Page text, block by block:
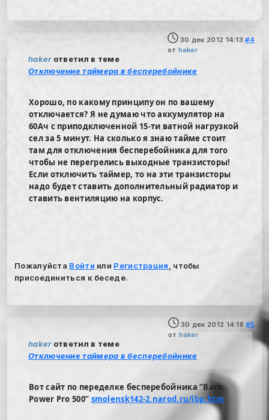
30 дек 2012 14:13 #4
от haker
hakerответил в теме
Отключение таймера в бесперебойнике
Хорошо, по какому принципу он по вашему
отключается? Я не думаю что аккумулятор на
60Ач с приподключенной 15-ти ватной нагрузкой
сел за 5 минут. На сколько я знаю тайме стоит
там для отключения бесперебойника для того
чтобы не перегрелись выходные транзисторы!
Если отключить таймер, то на эти транзисторы
надо будет ставить дополнительный радиатор и
ставить вентиляцию на корпус.
Пожалуйста Войти или Регистрация
, чтобы
присоединиться к беседе.
30 дек 2012 14:18 #5
от haker
hakerответил в теме
Отключение таймера в бесперебойнике
Вот сайт по переделке бесперебойника “Back
Power Pro 500” smolensk142-2.narod.ru/ibp.htm